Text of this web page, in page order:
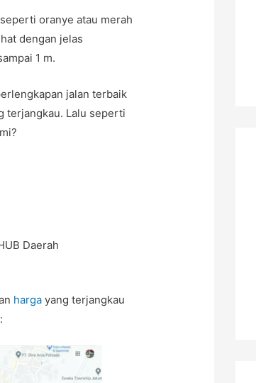
oranye atau merah
dengan jelas
1 m.
jalan terbaik
terjangkau. Lalu seperti
Daerah
harga yang terjangkau